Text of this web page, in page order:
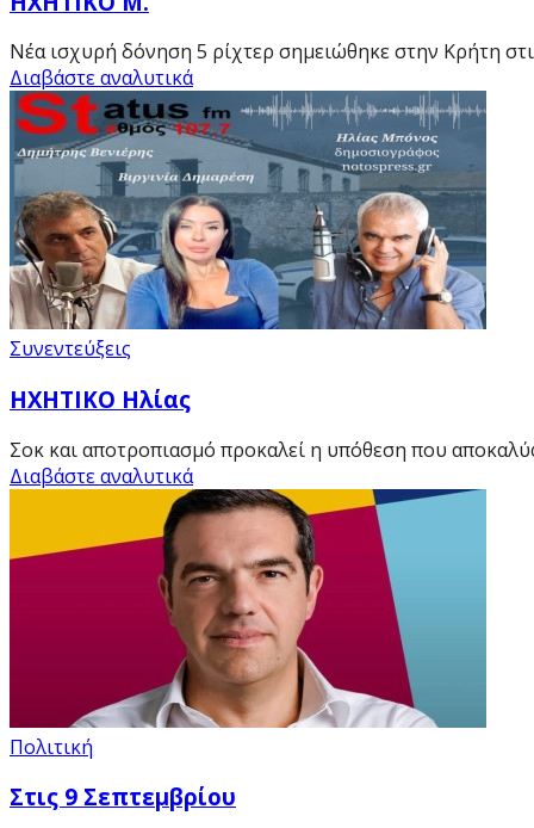
Νέα ισχυρή δόνηση 5 ρίχτερ σημειώθηκε στην Κρήτη
Διαβάστε αναλυτικά
Συνεντεύξεις
HXHTIKO Ηλίας
Σοκ και αποτροπιασμό προκαλεί η υπόθεση που
Διαβάστε αναλυτικά
Πολιτική
Στις 9 Σεπτεμβρίου